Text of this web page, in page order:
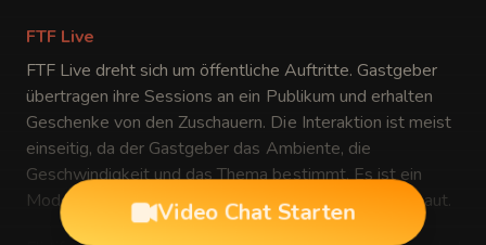
FTF Live
FTF Live dreht sich um öffentliche Auftritte. Gastgeber
übertragen ihre Sessions an ein Publikum und erhalten
Geschenke von den Zuschauern. Die Interaktion ist meist
einseitig, da der Gastgeber das Ambiente, die
Geschwindigkeit und das Thema bestimmt. Es ist ein
Modell, das auf Aufmerksamkeit und Belohnung aufbaut.
Video Chat Starten